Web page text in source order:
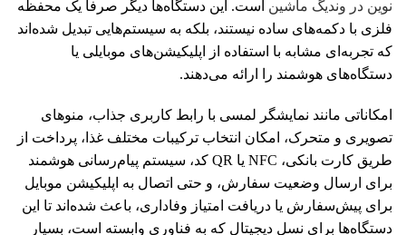
نوین در وندیگ ماشین است. این دستگاه‌ها دیگر صرفا یک محفظه
فلزی با دکمه‌های ساده نیستند، بلکه به سیستم‌هایی تبدیل شده‌اند
که تجربه‌ای مشابه با استفاده از اپلیکیشن‌های موبایلی یا
دستگاه‌های هوشمند را ارائه می‌دهند.
امکاناتی مانند نمایشگر لمسی با رابط کاربری جذاب، منوهای
تصویری و متحرک، امکان انتخاب ترکیبات مختلف غذا، پرداخت از
طریق کارت بانکی، NFC یا QR کد، سیستم پیام‌رسانی هوشمند
برای ارسال وضعیت سفارش، و حتی اتصال به اپلیکیشن موبایل
برای پیش‌سفارش یا دریافت امتیاز وفاداری، باعث شده‌اند تا این
دستگاه‌ها برای نسل دیجیتال که به فناوری وابسته است، بسیار